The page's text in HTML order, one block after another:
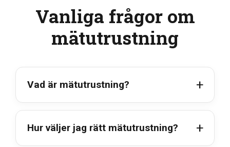
Vanliga frågor om
mätutrustning
Vad är mätutrustning?
Hur väljer jag rätt mätutrustning?